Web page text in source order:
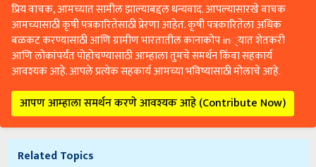
प्रिय वाचक, आमच्यात सामील झाल्याबद्दल धन्यवाद. आपल्यासारखे वाचक
आमच्यासाठी कृषी पत्रकारितेसाठी प्रेरणा आहेत. कृषी पत्रकारितेला अधिक
बळकट करण्यासाठी आणि ग्रामीण भारतातील कानाकोप in्यात शेतकरी
आणि लोकांपर्यंत पोहोचण्यासाठी आम्हाला तुमचे समर्थन किंवा सहकार्य
आवश्यक आहे. आपले प्रत्येक सहकार्य आमच्या भविष्यासाठी मोलाचे आहे.
आपण आम्हाला समर्थन करणे आवश्यक आहे (Contribute Now)
Related Topics